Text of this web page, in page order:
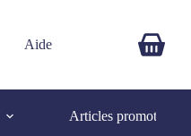
Aide
Articles promotionnels